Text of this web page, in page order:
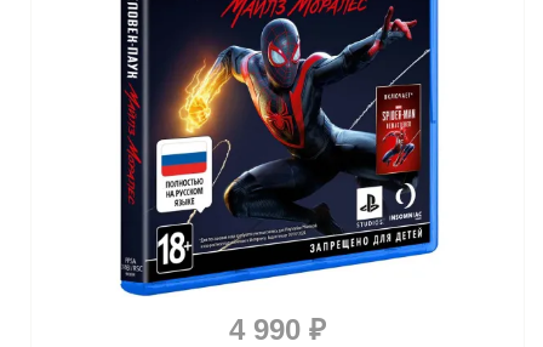
4 990 ₽